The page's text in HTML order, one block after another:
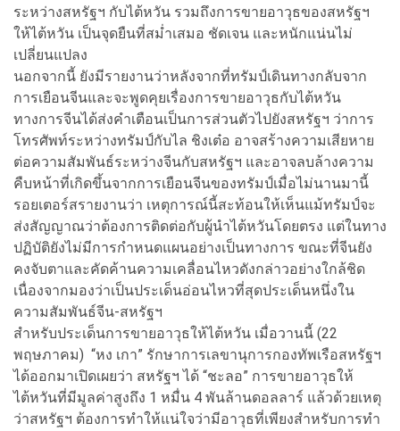
ระหว่างสหรัฐฯ กับไต้หวัน รวมถึงการขายอาวุธของสหรัฐฯ
ให้ไต้หวัน เป็นจุดยืนที่สม่ำเสมอ ชัดเจน และหนักแน่นไม่
เปลี่ยนแปลง
นอกจากนี้ ยังมีรายงานว่าหลังจากที่ทรัมป์เดินทางกลับจาก
การเยือนจีนและจะพูดคุยเรื่องการขายอาวุธกับไต้หวัน
ทางการจีนได้ส่งคำเตือนเป็นการส่วนตัวไปยังสหรัฐฯ ว่าการ
โทรศัพท์ระหว่างทรัมป์กับไล ชิงเต๋อ อาจสร้างความเสียหาย
ต่อความสัมพันธ์ระหว่างจีนกับสหรัฐฯ และอาจลบล้างความ
คืบหน้าที่เกิดขึ้นจากการเยือนจีนของทรัมป์เมื่อไม่นานมานี้
รอยเตอร์สรายงานว่า เหตุการณ์นี้สะท้อนให้เห็นแม้ทรัมป์จะ
ส่งสัญญาณว่าต้องการติดต่อกับผู้นำไต้หวันโดยตรง แต่ในทาง
ปฏิบัติยังไม่มีการกำหนดแผนอย่างเป็นทางการ ขณะที่จีนยัง
คงจับตาและคัดค้านความเคลื่อนไหวดังกล่าวอย่างใกล้ชิด
เนื่องจากมองว่าเป็นประเด็นอ่อนไหวที่สุดประเด็นหนึ่งใน
ความสัมพันธ์จีน-สหรัฐฯ
สำหรับประเด็นการขายอาวุธให้ไต้หวัน เมื่อวานนี้ (22
พฤษภาคม) “หง เกา” รักษาการเลขานุการกองทัพเรือสหรัฐฯ
ได้ออกมาเปิดเผยว่า สหรัฐฯ ได้ “ชะลอ” การขายอาวุธให้
ไต้หวันที่มีมูลค่าสูงถึง 1 หมื่น 4 พันล้านดอลลาร์ แล้วด้วยเหตุ
ว่าสหรัฐฯ ต้องการทำให้แน่ใจว่ามีอาวุธที่เพียงสำหรับการทำ